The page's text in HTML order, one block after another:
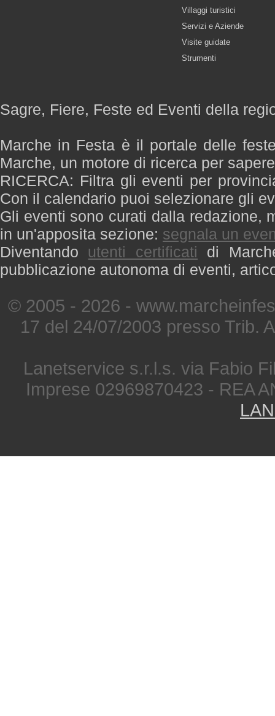
Villaggi turistici
Servizi e Aziende
Visite guidate
Strumenti
Sagre, Fiere, Feste ed Eventi della
Marche in Festa è il portale delle
Marche, un motore di ricerca per
RICERCA: Filtra gli eventi per
Con il calendario puoi selezionare gli
Gli eventi sono curati dalla redazione,
in un'apposita sezione: segnala un
Diventando utenti certificati di
pubblicazione autonoma di eventi,
© 2005 - 2026 -
17 del 24/07/2003 presso Trib.
Lanetservice s.r.l.s. via Fabio
Imprese 02969870423 - REA